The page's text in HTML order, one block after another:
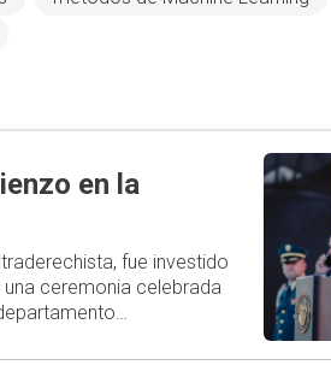
en la
fue investido
ceremonia celebrada